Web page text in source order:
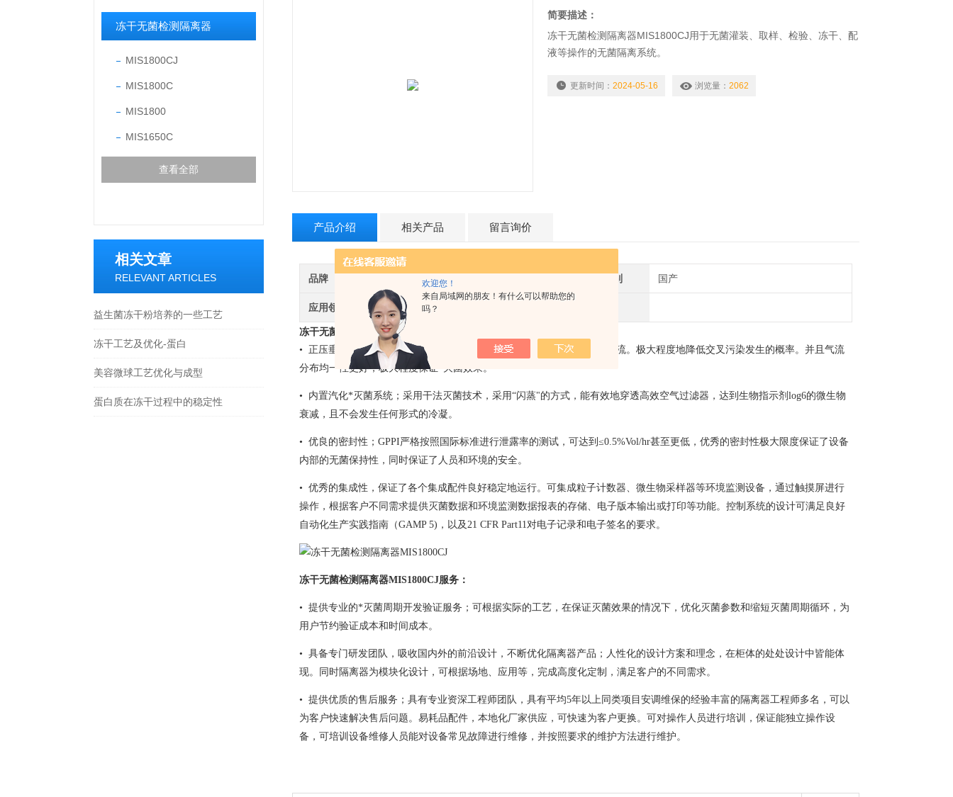
欢迎您！
来自局域网的朋友！有什么可以帮助您的
吗？
冻干无菌检测隔离器
MIS1800CJ
MIS1800C
MIS1800
MIS1650C
查看全部
相关文章
RELEVANT ARTICLES
益生菌冻干粉培养的一些工艺
冻干工艺及优化-蛋白
美容微球工艺优化与成型
蛋白质在冻干过程中的稳定性
简要描述：
冻干无菌检测隔离器MIS1800CJ用于无菌灌装、取样、检验、冻干、配
液等操作的无菌隔离系统。
更新时间： 2024-05-16 浏览量： 2062
产品介绍 相关产品 留言询价
品牌 产地类别 国产
应用领域 生物产业,制药/生物制药
冻干无菌检测隔离器MIS1800CJ
• 正压垂直单向流设计；根据《中国药典》的要求，隔离器需要为单向层流。极大程度地降低交叉污染发生的概率。并且气流
分布均一性更好，极大程度保证*灭菌效果。
• 内置汽化*灭菌系统；采用干法灭菌技术，采用“闪蒸"的方式，能有效地穿透高效空气过滤器，达到生物指示剂 log6的微生物
衰减，且不会发生任何形式的冷凝。
• 优良的密封性； GPPI严格按照国际标准进行泄露率的测试，可达到 ≤0.5%Vol/hr甚至更低，优秀的密封性极大限度保证了设备
内部的无菌保持性，同时保证了人员和环境的安全。
• 优秀的集成性，保证了各个集成配件良好稳定地运行。可集成粒子计数器、微生物采样器等环境监测设备，通过触摸屏进行
操作，根据客户不同需求提供灭菌数据和环境监测数据报表的存储、电子版本输出或打印等功能。控制系统的设计可满足良好
自动化生产实践指南（GAMP 5) ，以及21 CFR Part11对电子记录和电子签名的要求。
冻干无菌检测隔离器MIS1800CJ服务：
• 提供专业的*灭菌周期开发验证服务；可根据实际的工艺，在保证灭菌效果的情况下，优化灭菌参数和缩短灭菌周期循环，为
用户节约验证成本和时间成本。
• 具备专门研发团队，吸收国内外的前沿设计，不断优化隔离器产品；人性化的设计方案和理念，在柜体的处处设计中皆能体
现。同时隔离器为模块化设计，可根据场地、应用等，完成高度化定制，满足客户的不同需求。
• 提供优质的售后服务；具有专业资深工程师团队，具有平均5年以上同类项目安调维保的经验丰富的隔离器工程师多名，可以
为客户快速解决售后问题。易耗品配件，本地化厂家供应，可快速为客户更换。可对操作人员进行培训，保证能独立操作设
备，可培训设备维修人员能对设备常见故障进行维修，并按照要求的维护方法进行维护。